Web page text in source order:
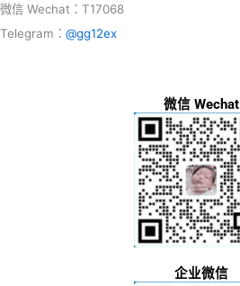
微信 Wechat：T17068
Telegram： @gg12ex
微信 Wechat
企业微信